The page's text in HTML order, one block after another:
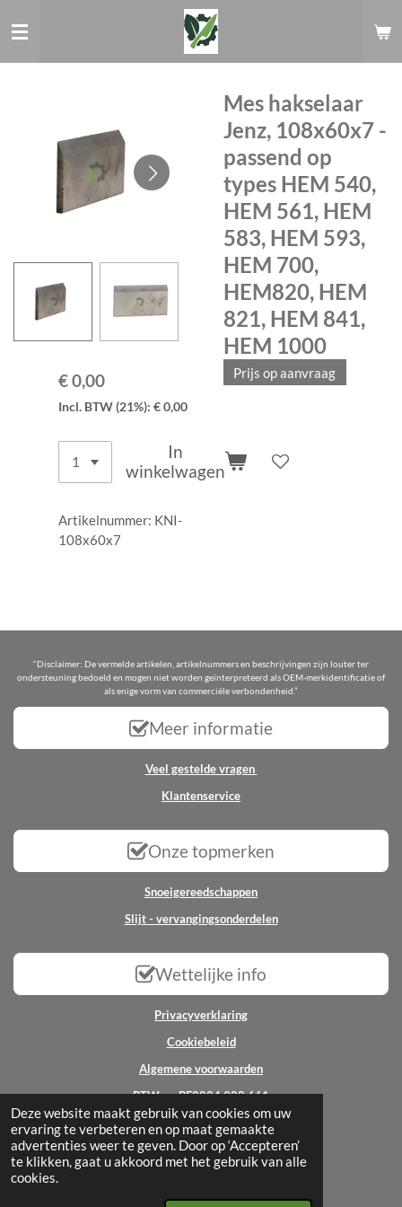
Deze website maakt gebruik van cookies om uw
ervaring te verbeteren en op maat gemaakte
advertenties weer te geven. Door op ‘Accepteren’
te klikken, gaat u akkoord met het gebruik van alle
cookies.
direct
Mes hakselaar
Jenz, 108x60x7 -
passend op
types HEM 540,
HEM 561, HEM
583, HEM 593,
HEM 700,
HEM820, HEM
821, HEM 841,
HEM 1000
Prijs op aanvraag
€ 0,00
Incl. BTW (21%): € 0,00
In
winkelwagen
Artikelnummer: KNI-
108x60x7
“Disclaimer: De vermelde artikelen, artikelnummers en beschrijvingen zijn louter ter
ondersteuning bedoeld en mogen niet worden geïnterpreteerd als OEM-merkidentificatie of
als enige vorm van commerciële verbondenheid.”
Meer informatie
Veel gestelde vragen
Klantenservice
Onze topmerken
Snoeigereedschappen
Slijt - vervangingsonderdelen
Wettelijke info
Privacyverklaring
Cookiebeleid
Algemene voorwaarden
BTW nr: BE0824.988.661
© 2025 - 2026 All2garden
Powered by JouwWeb